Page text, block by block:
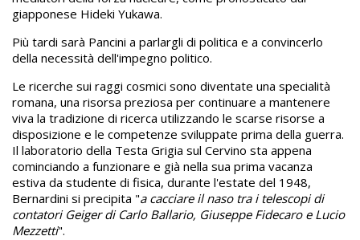
giapponese Hideki Yukawa.
Più tardi sarà Pancini a parlargli di politica e a convincerlo
della necessità dell'impegno politico.
Le ricerche sui raggi cosmici sono diventate una specialità
romana, una risorsa preziosa per continuare a mantenere
viva la tradizione di ricerca utilizzando le scarse risorse a
disposizione e le competenze sviluppate prima della guerra.
Il laboratorio della Testa Grigia sul Cervino sta appena
cominciando a funzionare e già nella sua prima vacanza
estiva da studente di fisica, durante l'estate del 1948,
Bernardini si precipita "a cacciare il naso tra i telescopi di
contatori Geiger di Carlo Ballario, Giuseppe Fidecaro e Lucio
Mezzetti".